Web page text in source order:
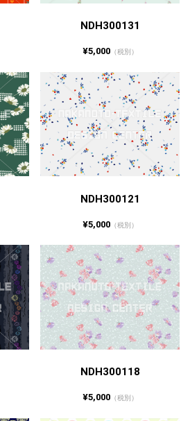
NDH300131
¥5,000（税別）
NDH300121
¥5,000（税別）
NDH300118
¥5,000（税別）